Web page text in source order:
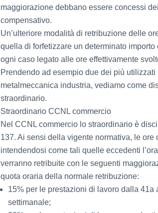
maggiorazione debbano essere concessi
compensativo.
Un’ulteriore modalità di retribuzione delle
quella di forfetizzare un determinato
ogni caso legato alle ore effettivamente
Prendendo ad esempio due dei più
metalmeccanica industria, vediamo come
straordinario.
Straordinario CCNL commercio
Nel CCNL commercio lo straordinario è
137. Ai sensi della vigente normativa, le ore
intendendosi come tali quelle eccedenti
verranno retribuite con le seguenti
quota oraria della normale retribuzione:
15% per le prestazioni di lavoro dalla 41a
settimanale;